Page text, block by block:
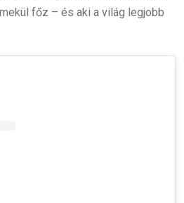
főz – és aki a világ legjobb